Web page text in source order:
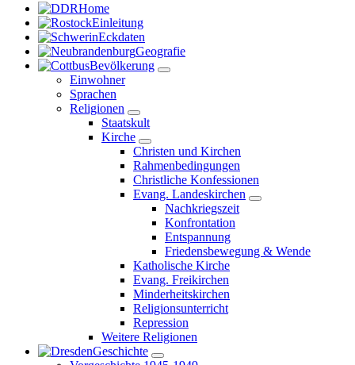
Home
Einleitung
Eckdaten
Geografie
Bevölkerung
Einwohner
Sprachen
Religionen
Staatskult
Kirche
Christen und Kirchen
Rahmenbedingungen
Christliche Konfessionen
Evang. Landeskirchen
Nachkriegszeit
Konfrontation
Entspannung
Friedensbewegung & Wende
Katholische Kirche
Evang. Freikirchen
Minderheitskirchen
Religionsunterricht
Repression
Weitere Religionen
Geschichte